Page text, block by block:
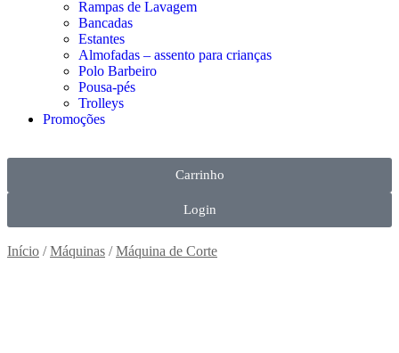
Rampas de Lavagem
Bancadas
Estantes
Almofadas – assento para crianças
Polo Barbeiro
Pousa-pés
Trolleys
Promoções
Carrinho
Login
Início /Máquinas /Máquina de Corte